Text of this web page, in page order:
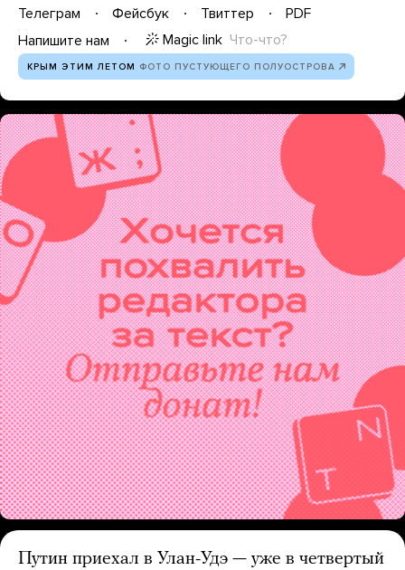
Телеграм Фейсбук Твиттер
PDF
Напишите нам
Magic link Что-что?
КРЫМ ЭТИМ ЛЕТОМ ФОТО ПУСТУЮЩЕГО ПОЛУОСТРОВА
Путин приехал в Улан-Удэ — уже в четвертый